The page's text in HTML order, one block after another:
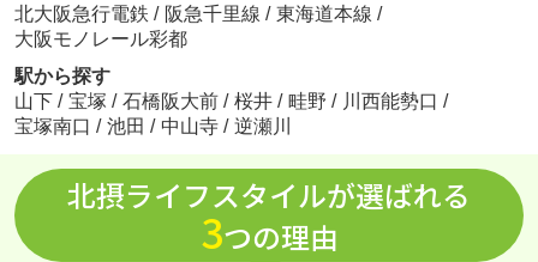
北大阪急行電鉄 / 阪急千里線 / 東海道本線 /
大阪モノレール彩都
駅から探す
山下 / 宝塚 / 石橋阪大前 / 桜井 / 畦野 / 川西能勢口 /
宝塚南口 / 池田 / 中山寺 / 逆瀬川
北摂ライフスタイルが選ばれる
3つの理由